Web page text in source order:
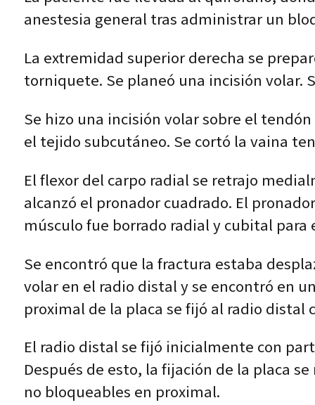
anestesia general tras administrar un
La extremidad superior derecha se
torniquete. Se planeó una incisión volar.
Se hizo una incisión volar sobre el
el tejido subcutáneo. Se cortó la vaina
El flexor del carpo radial se retrajo
alcanzó el pronador cuadrado. El
músculo fue borrado radial y cubital
Se encontró que la fractura estaba
volar en el radio distal y se encontró en
proximal de la placa se fijó al radio
El radio distal se fijó inicialmente con
Después de esto, la fijación de la placa
no bloqueables en proximal.